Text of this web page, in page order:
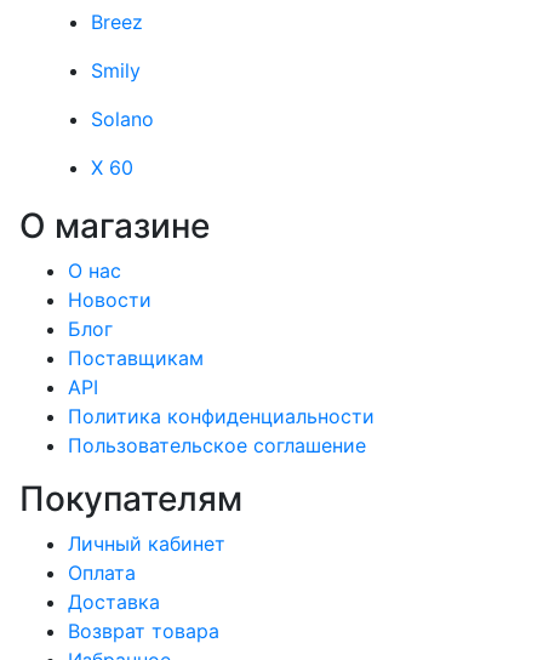
Breez
Smily
Solano
X 60
О магазине
О нас
Новости
Блог
Поставщикам
API
Политика конфиденциальности
Пользовательское соглашение
Покупателям
Личный кабинет
Оплата
Доставка
Возврат товара